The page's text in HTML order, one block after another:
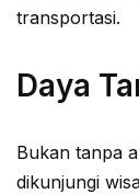
transportasi.
Daya
Bukan tanpa
dikunjungi